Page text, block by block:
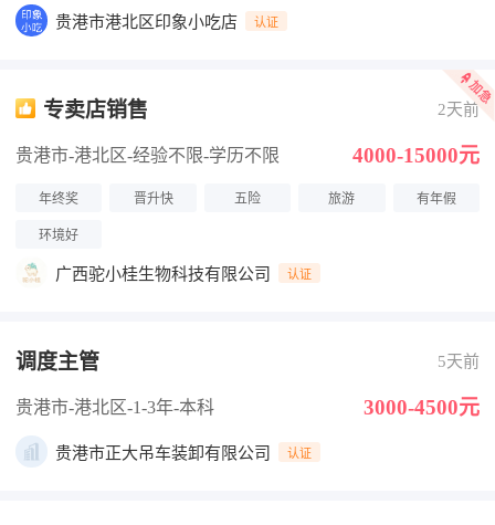
贵港市港北区印象小吃店 认证
专卖店销售 2天前
贵港市-港北区-经验不限-学历不限 4000-15000元
年终奖 晋升快 五险 旅游 有年假
环境好
广西驼小桂生物科技有限公司 认证
调度主管 5天前
贵港市-港北区-1-3年-本科 3000-4500元
贵港市正大吊车装卸有限公司 认证